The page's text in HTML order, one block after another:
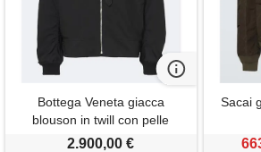
Bottega Veneta giacca
blouson in twill con pelle
intrecciato
2.900,00 €
Sacai